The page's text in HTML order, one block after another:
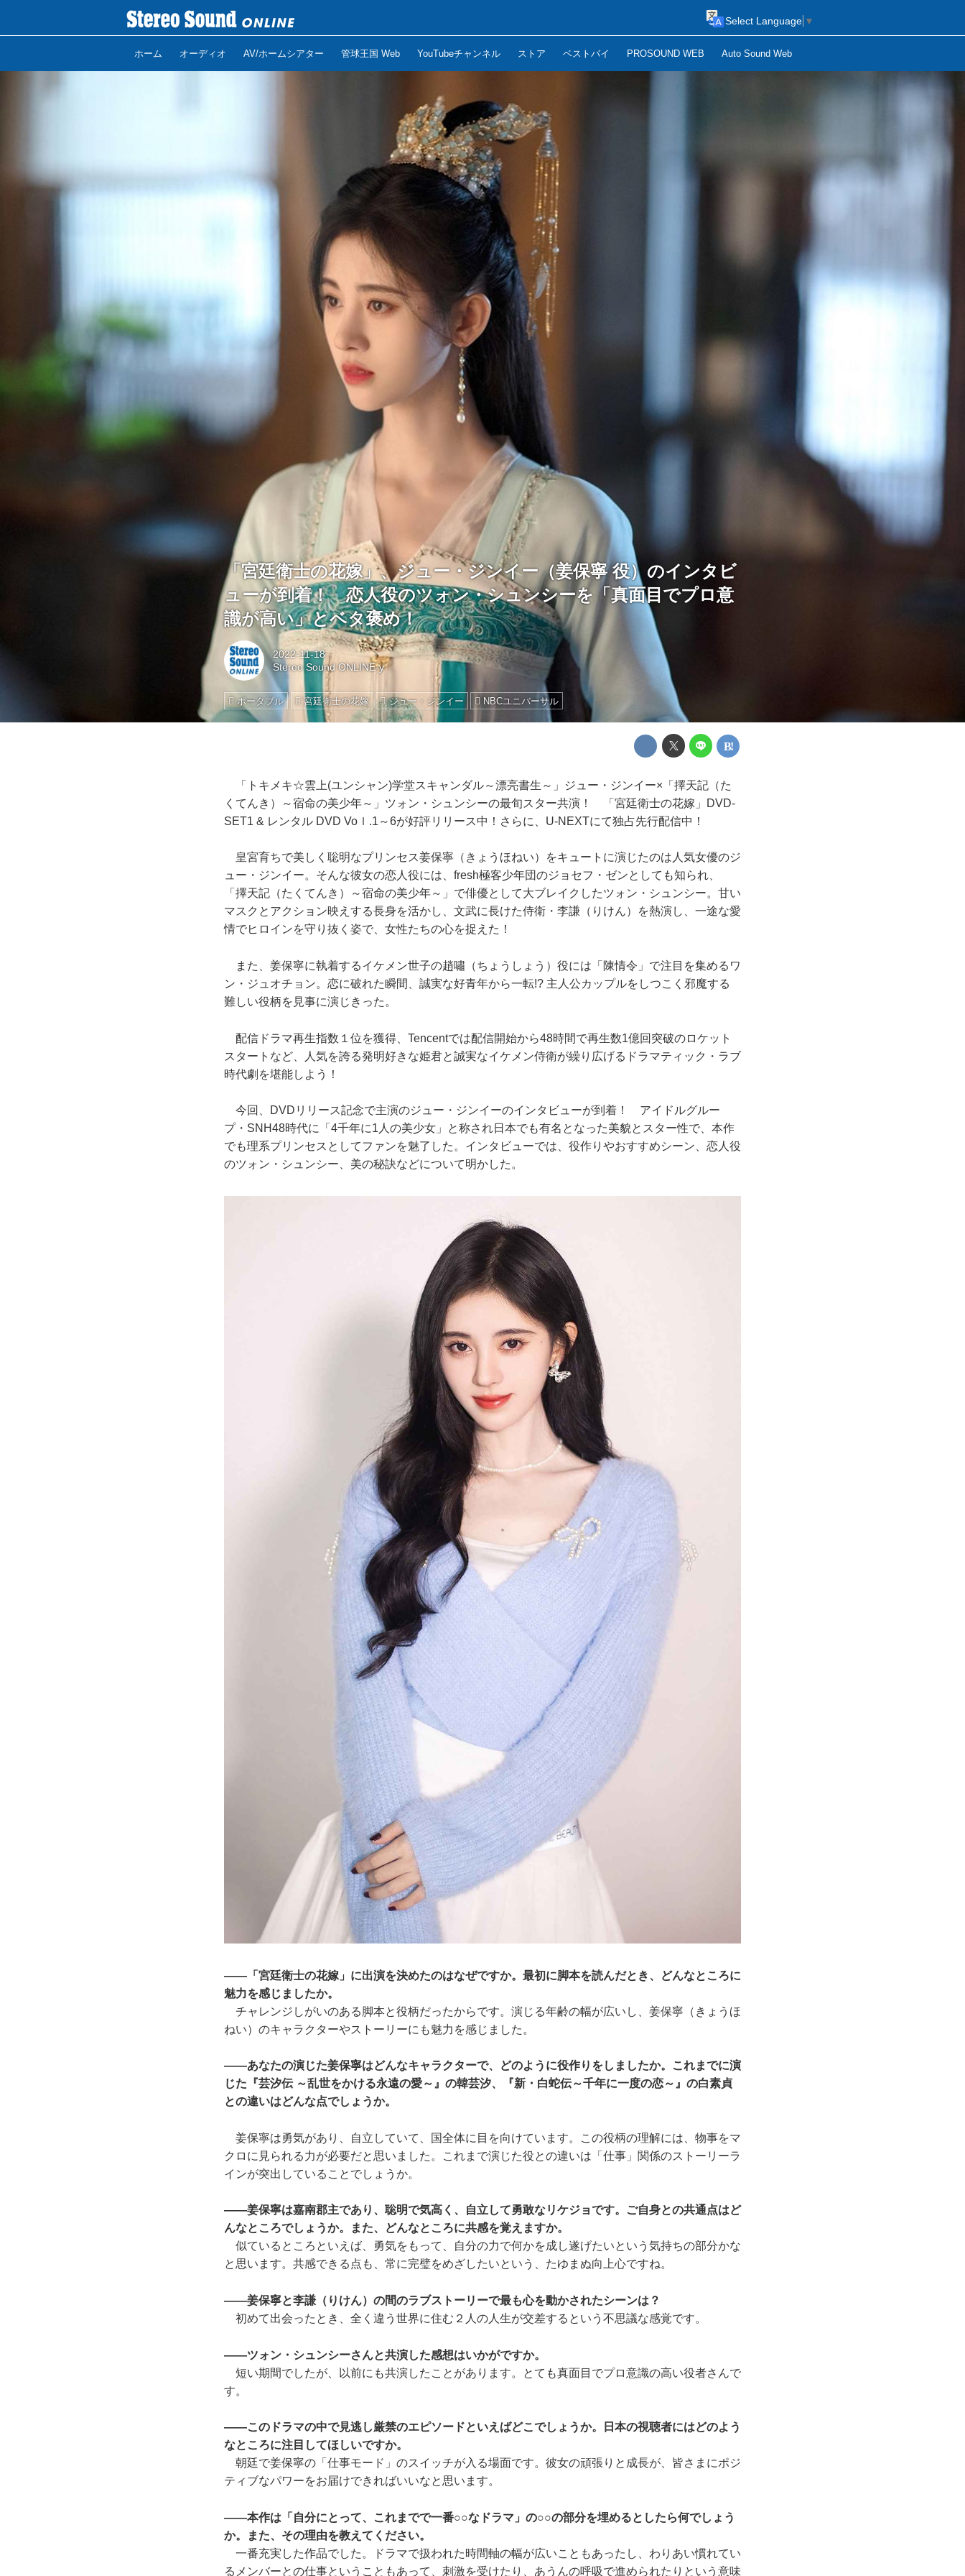
ホーム オーディオ AV/ホームシアター 管球王国 Web YouTubeチャンネル ストア ベストバイ PROSOUND WEB Auto Sound Web
Select Language ▼
「宮廷衛士の花嫁」、ジュー・ジンイー（姜保寧 役）のインタビ
ューが到着！ 恋人役のツォン・シュンシーを「真面目でプロ意
識が高い」とベタ褒め！
2022-11-18
Stereo Sound ONLINE-y
ポータブル 宮廷衛士の花嫁 ジュー・ジンイー NBCユニバーサル
「トキメキ☆雲上(ユンシャン)学堂スキャンダル～漂亮書生～」ジュー・ジンイー×「擇天記（た
くてんき）～宿命の美少年～」ツォン・シュンシーの最旬スター共演！ 「宮廷衛士の花嫁」DVD-
SET1 & レンタル DVD Voｌ.1～6が好評リリース中！さらに、U-NEXTにて独占先行配信中！
皇宮育ちで美しく聡明なプリンセス姜保寧（きょうほねい）をキュートに演じたのは人気女優のジ
ュー・ジンイー。そんな彼女の恋人役には、fresh極客少年団のジョセフ・ゼンとしても知られ、
「擇天記（たくてんき）～宿命の美少年～」で俳優として大ブレイクしたツォン・シュンシー。甘い
マスクとアクション映えする長身を活かし、文武に長けた侍衛・李謙（りけん）を熱演し、一途な愛
情でヒロインを守り抜く姿で、女性たちの心を捉えた！
また、姜保寧に執着するイケメン世子の趙嘯（ちょうしょう）役には「陳情令」で注目を集めるワ
ン・ジュオチョン。恋に破れた瞬間、誠実な好青年から一転!? 主人公カップルをしつこく邪魔する
難しい役柄を見事に演じきった。
配信ドラマ再生指数１位を獲得、Tencentでは配信開始から48時間で再生数1億回突破のロケット
スタートなど、人気を誇る発明好きな姫君と誠実なイケメン侍衛が繰り広げるドラマティック・ラブ
時代劇を堪能しよう！
今回、DVDリリース記念で主演のジュー・ジンイーのインタビューが到着！ アイドルグルー
プ・SNH48時代に「4千年に1人の美少女」と称され日本でも有名となった美貌とスター性で、本作
でも理系プリンセスとしてファンを魅了した。インタビューでは、役作りやおすすめシーン、恋人役
のツォン・シュンシー、美の秘訣などについて明かした。
――「宮廷衛士の花嫁」に出演を決めたのはなぜですか。最初に脚本を読んだとき、どんなところに
魅力を感じましたか。
チャレンジしがいのある脚本と役柄だったからです。演じる年齢の幅が広いし、姜保寧（きょうほ
ねい）のキャラクターやストーリーにも魅力を感じました。
――あなたの演じた姜保寧はどんなキャラクターで、どのように役作りをしましたか。これまでに演
じた『芸汐伝 ～乱世をかける永遠の愛～』の韓芸汐、『新・白蛇伝～千年に一度の恋～』の白素貞
との違いはどんな点でしょうか。
姜保寧は勇気があり、自立していて、国全体に目を向けています。この役柄の理解には、物事をマ
クロに見られる力が必要だと思いました。これまで演じた役との違いは「仕事」関係のストーリーラ
インが突出していることでしょうか。
――姜保寧は嘉南郡主であり、聡明で気高く、自立して勇敢なリケジョです。ご自身との共通点はど
んなところでしょうか。また、どんなところに共感を覚えますか。
似ているところといえば、勇気をもって、自分の力で何かを成し遂げたいという気持ちの部分かな
と思います。共感できる点も、常に完璧をめざしたいという、たゆまぬ向上心ですね。
――姜保寧と李謙（りけん）の間のラブストーリーで最も心を動かされたシーンは？
初めて出会ったとき、全く違う世界に住む２人の人生が交差するという不思議な感覚です。
――ツォン・シュンシーさんと共演した感想はいかがですか。
短い期間でしたが、以前にも共演したことがあります。とても真面目でプロ意識の高い役者さんで
す。
――このドラマの中で見逃し厳禁のエピソードといえばどこでしょうか。日本の視聴者にはどのよう
なところに注目してほしいですか。
朝廷で姜保寧の「仕事モード」のスイッチが入る場面です。彼女の頑張りと成長が、皆さまにポジ
ティブなパワーをお届けできればいいなと思います。
――本作は「自分にとって、これまでで一番○○なドラマ」の○○の部分を埋めるとしたら何でしょう
か。また、その理由を教えてください。
一番充実した作品でした。ドラマで扱われた時間軸の幅が広いこともあったし、わりあい慣れてい
るメンバーとの仕事ということもあって、刺激を受けたり、あうんの呼吸で進められたりという意味